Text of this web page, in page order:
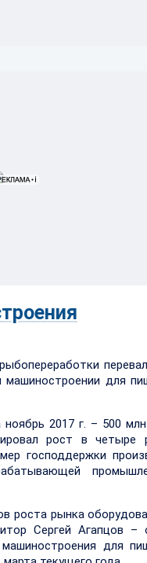
для
2017 г. – 500 млн
рост в четыре
господдержки
роста рынка
Сергей Агапцов –
для